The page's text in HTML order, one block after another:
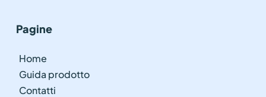
Pagine
Home
Guida prodotto
Contatti